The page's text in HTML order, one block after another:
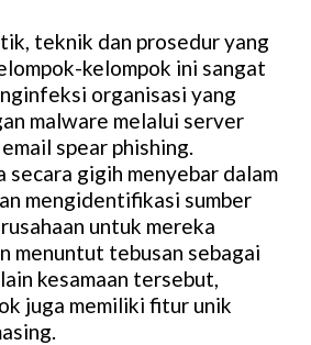
teknik dan prosedur yang
kelompok ini sangat
organisasi yang
malware melalui server
spear phishing.
secara gigih menyebar dalam
mengidentifikasi sumber
untuk mereka
menuntut tebusan sebagai
kesamaan tersebut,
juga memiliki fitur unik